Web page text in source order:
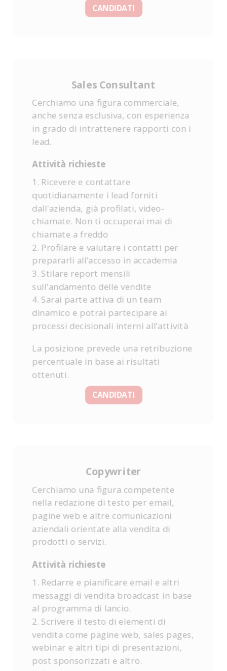
CANDIDATI
Sales Consultant
Cerchiamo una figura commerciale,
anche senza esclusiva, con esperienza
in grado di intrattenere rapporti con i
lead.
Attività richieste
1. Ricevere e contattare
quotidianamente i lead forniti
dall'azienda, già profilati, video-
chiamate. Non ti occuperai mai di
chiamate a freddo
2. Profilare e valutare i contatti per
prepararli all'accesso in accademia
3. Stilare report mensili
sull'andamento delle vendite
4. Sarai parte attiva di un team
dinamico e potrai partecipare ai
processi decisionali interni all'attività
La posizione prevede una retribuzione
percentuale in base ai risultati
ottenuti.
CANDIDATI
Copywriter
Cerchiamo una figura competente
nella redazione di testo per email,
pagine web e altre comunicazioni
aziendali orientate alla vendita di
prodotti o servizi.
Attività richieste
1. Redarre e pianificare email e altri
messaggi di vendita broadcast in base
al programma di lancio.
2. Scrivere il testo di elementi di
vendita come pagine web, sales pages,
webinar e altri tipi di presentazioni,
post sponsorizzati e altro.